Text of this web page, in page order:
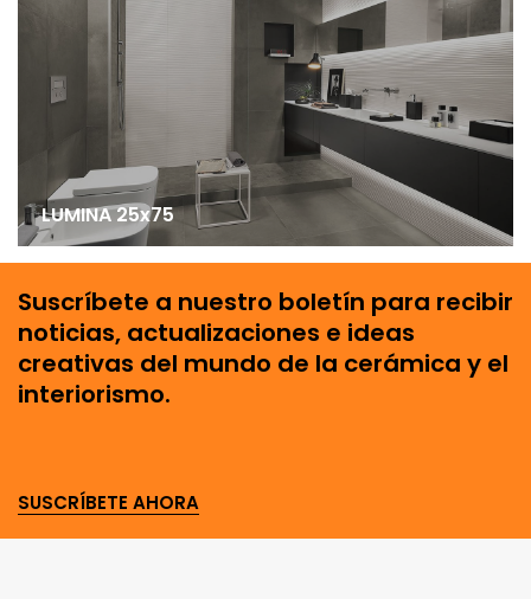
LUMINA 25x75
Suscríbete a nuestro boletín para recibir
noticias, actualizaciones e ideas
creativas del mundo de la cerámica y el
interiorismo.
SUSCRÍBETE AHORA